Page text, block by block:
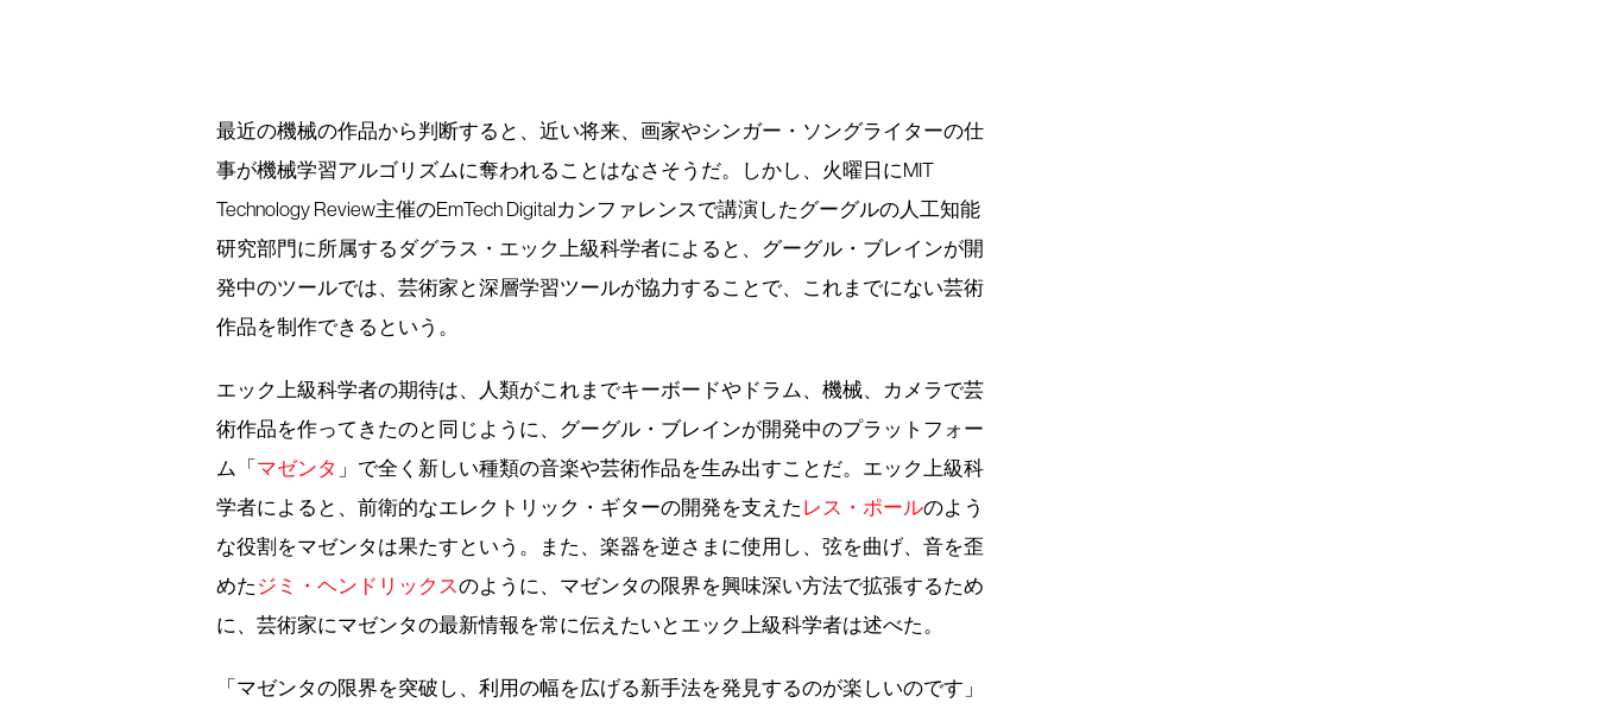
最近の機械の作品から判断すると、近い将来、画家やシンガー・ソングライターの仕
事が機械学習アルゴリズムに奪われることはなさそうだ。しかし、火曜日にMIT
Technology Review主催のEmTech Digitalカンファレンスで講演したグーグルの人工知能
研究部門に所属するダグラス・エック上級科学者によると、グーグル・ブレインが開
発中のツールでは、芸術家と深層学習ツールが協力することで、これまでにない芸術
作品を制作できるという。
エック上級科学者の期待は、人類がこれまでキーボードやドラム、機械、カメラで芸
術作品を作ってきたのと同じように、グーグル・ブレインが開発中のプラットフォー
ム「 マゼンタ 」で全く新しい種類の音楽や芸術作品を生み出すことだ。エック上級科
学者によると、前衛的なエレクトリック・ギターの開発を支えた レス・ポールのよう
な役割をマゼンタは果たすという。また、楽器を逆さまに使用し、弦を曲げ、音を歪
めた ジミ・ヘンドリックスのように、マゼンタの限界を興味深い方法で拡張するため
に、芸術家にマゼンタの最新情報を常に伝えたいとエック上級科学者は述べた。
「マゼンタの限界を突破し、利用の幅を広げる新手法を発見するのが楽しいのです」